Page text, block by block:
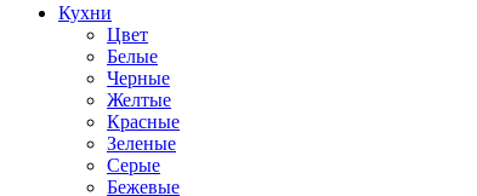
Кухни
Цвет
Белые
Черные
Желтые
Красные
Зеленые
Серые
Бежевые